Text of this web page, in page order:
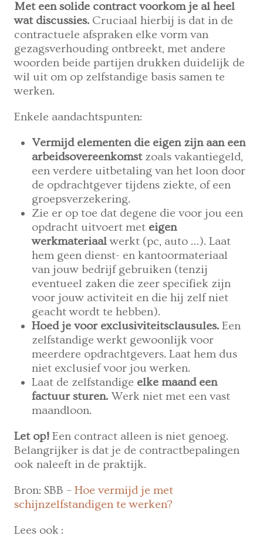
Met een solide contract voorkom je al heel
wat discussies. Cruciaal hierbij is dat in de
contractuele afspraken elke vorm van
gezagsverhouding ontbreekt, met andere
woorden beide partijen drukken duidelijk de
wil uit om op zelfstandige basis samen te
werken.
Enkele aandachtspunten:
Vermijd elementen die eigen zijn aan een
arbeidsovereenkomstzoals vakantiegeld,
een verdere uitbetaling van het loon door
de opdrachtgever tijdens ziekte, of een
groepsverzekering.
Zie er op toe dat degene die voor jou een
opdracht uitvoert met eigen
werkmateriaalwerkt (pc, auto …). Laat
hem geen dienst- en kantoormateriaal
van jouw bedrijf gebruiken (tenzij
eventueel zaken die zeer specifiek zijn
voor jouw activiteit en die hij zelf niet
geacht wordt te hebben).
Hoed je voor exclusiviteitsclausules. Een
zelfstandige werkt gewoonlijk voor
meerdere opdrachtgevers. Laat hem dus
niet exclusief voor jou werken.
Laat de zelfstandige elke maand een
factuur sturen. Werk niet met een vast
maandloon.
Let op! Een contract alleen is niet genoeg.
Belangrijker is dat je de contractbepalingen
ook naleeft in de praktijk.
Bron: SBB –Hoe vermijd je met
schijnzelfstandigen te werken?
Lees ook :